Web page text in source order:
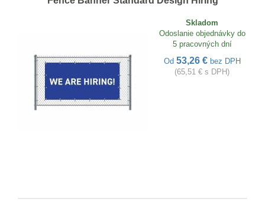
Skladom
Odoslanie objednávky do
5 pracovných dní
Od 53,26 € bez DPH
(65,51 € s DPH)